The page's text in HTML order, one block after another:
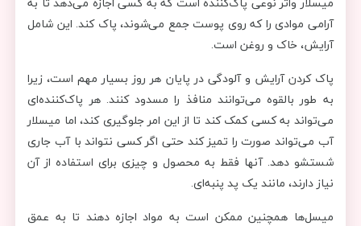
آرامی موادی را که روی پوست جمع می‌شوند، پاک کند. این شامل
آرایش، خاک و روغن است.
پاک کردن آرایش و آلودگی در پایان هر روز بسیار مهم است، زیرا
به طور بالقوه می‌توانند منافذ را مسدود کنند. هر پاک‌کننده‌ای
می‌تواند به کسی کمک کند تا از این امر جلوگیری کند، اما میسلار
آب می‌تواند صورت را تمیز کند حتی اگر کسی نتواند با آب جاری
شستشو دهد. آنها فقط به محصول و چیزی برای استفاده از آن
نیاز دارند، مانند یک پد پنبه‌ای.
میسل‌ها همچنین ممکن است به مواد اجازه دهند تا به عمق